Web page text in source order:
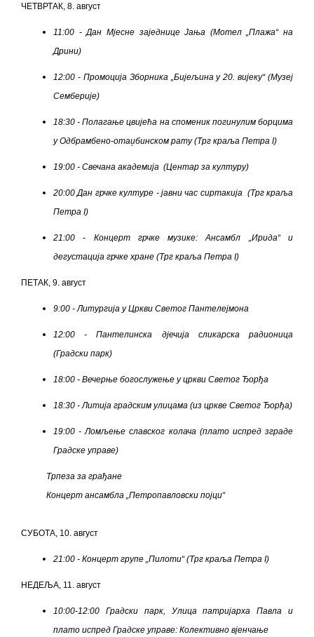
ЧЕТВРТАК, 8. август
11:00 - Дан Мјесне заједнице Јања (Мотел „Плажа“ на
Дрини)
12:00 - Промоција Зборника „Бијељина у 20. вијеку“ (Музеј
Семберије)
18:30 - Полагање цвијећа на споменик погинулим борцима
у Одбрамбено-отаџбинском рату (Трг краља Петра I)
19:00 - Свечана академија (Центар за културу)
20:00 Дан грчке културе - јавни час сиртакија (Трг краља
Петра I)
21:00 - Концерт грчке музике: Ансамбл „Ирида“ и
дегустација грчке хране (Трг краља Петра I)
ПЕТАК, 9. август
9:00 - Литургија у Цркви Светог Пантелејмона
12:00 - Пантелинска дјечија сликарска радионица
(Градски парк)
18:00 - Вечерње богослужење у цркви Светог Ђорђа
18:30 - Литија градским улицама (из цркве Светог Ђорђа)
19:00 - Ломљење славског колача (плато испред зграде
Градске управе)
Трпеза за грађане
Концерт ансамбла „Петропавловски појци“
СУБОТА, 10. август
21:00 - Концерт групе „Пилоти“(Трг краља Петра I)
НЕДЕЉА, 11. август
10:00-12:00 Градски парк, Улица патријарха Павла и
плато испред Градске управе: Колективно вјенчање